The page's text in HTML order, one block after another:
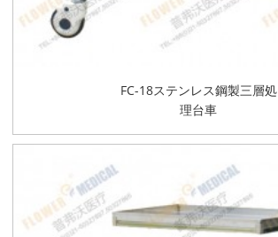
FC-18ステンレス鋼製三層処
理台車